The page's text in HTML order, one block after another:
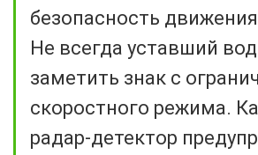
безопасность
Не всегда уставший
заметить знак с
скоростного режима.
радар-детектор